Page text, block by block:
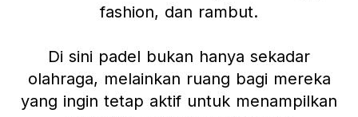
fashion, dan rambut.
Di sini padel bukan hanya sekadar
olahraga, melainkan ruang bagi mereka
yang ingin tetap aktif untuk menampilkan